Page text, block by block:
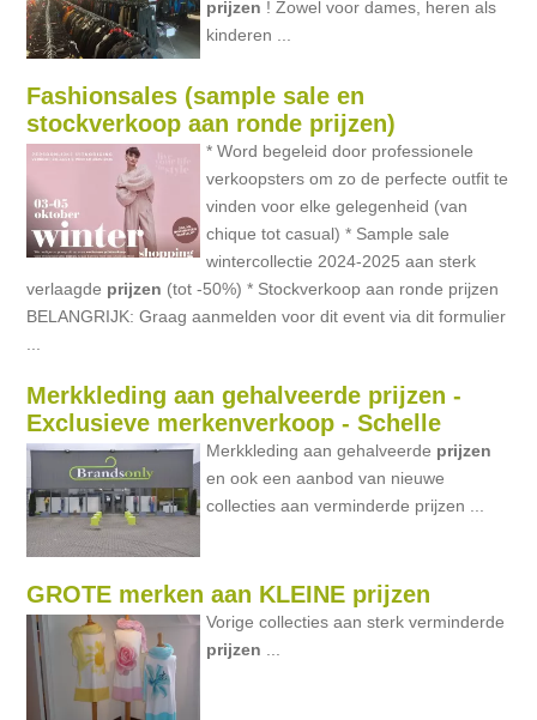
prijzen ! Zowel voor dames, heren als
kinderen ...
Fashionsales (sample sale en
stockverkoop aan ronde prijzen)
* Word begeleid door professionele
verkoopsters om zo de perfecte outfit te
vinden voor elke gelegenheid (van
chique tot casual) * Sample sale
wintercollectie 2024-2025 aan sterk
verlaagde prijzen (tot -50%) * Stockverkoop aan ronde prijzen
BELANGRIJK: Graag aanmelden voor dit event via dit formulier
Merkkleding aan gehalveerde prijzen -
Exclusieve merkenverkoop - Schelle
Merkkleding aan gehalveerde prijzen
en ook een aanbod van nieuwe
collecties aan verminderde prijzen ...
GROTE merken aan KLEINE prijzen
Vorige collecties aan sterk verminderde
prijzen